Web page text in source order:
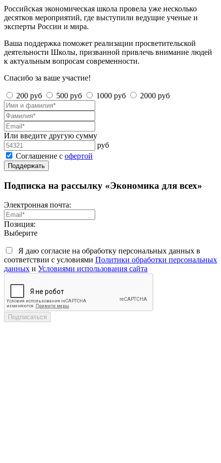
Российская экономическая школа провела уже несколько
десятков мероприятий, где выступили ведущие ученые и
эксперты России и мира.
Ваша поддержка поможет реализации просветительской
деятельности Школы, призванной привлечь внимание людей
к актуальным вопросам современности.
Спасибо за ваше участие!
200 руб 500 руб 1000 руб 2000 руб
Или введите другую сумму
руб
Соглашение с офертой
Поддержать
Подписка на рассылку «Экономика для всех»
Электронная почта:
Позиция:
Выберите
Я даю согласие на обработку персональных данных в
соответствии с условиями Политики обработки персональных
данных и Условиями использования сайта
Подписаться